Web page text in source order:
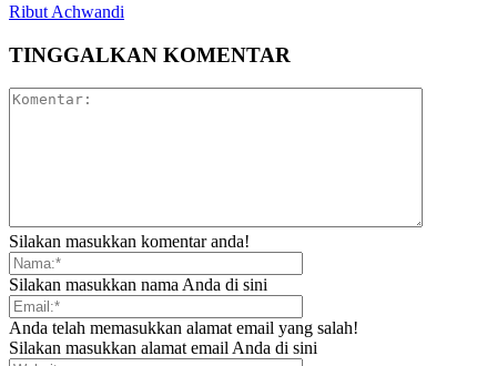
Ribut Achwandi
TINGGALKAN KOMENTAR
Silakan masukkan komentar anda!
Silakan masukkan nama Anda di sini
Anda telah memasukkan alamat email yang salah!
Silakan masukkan alamat email Anda di sini